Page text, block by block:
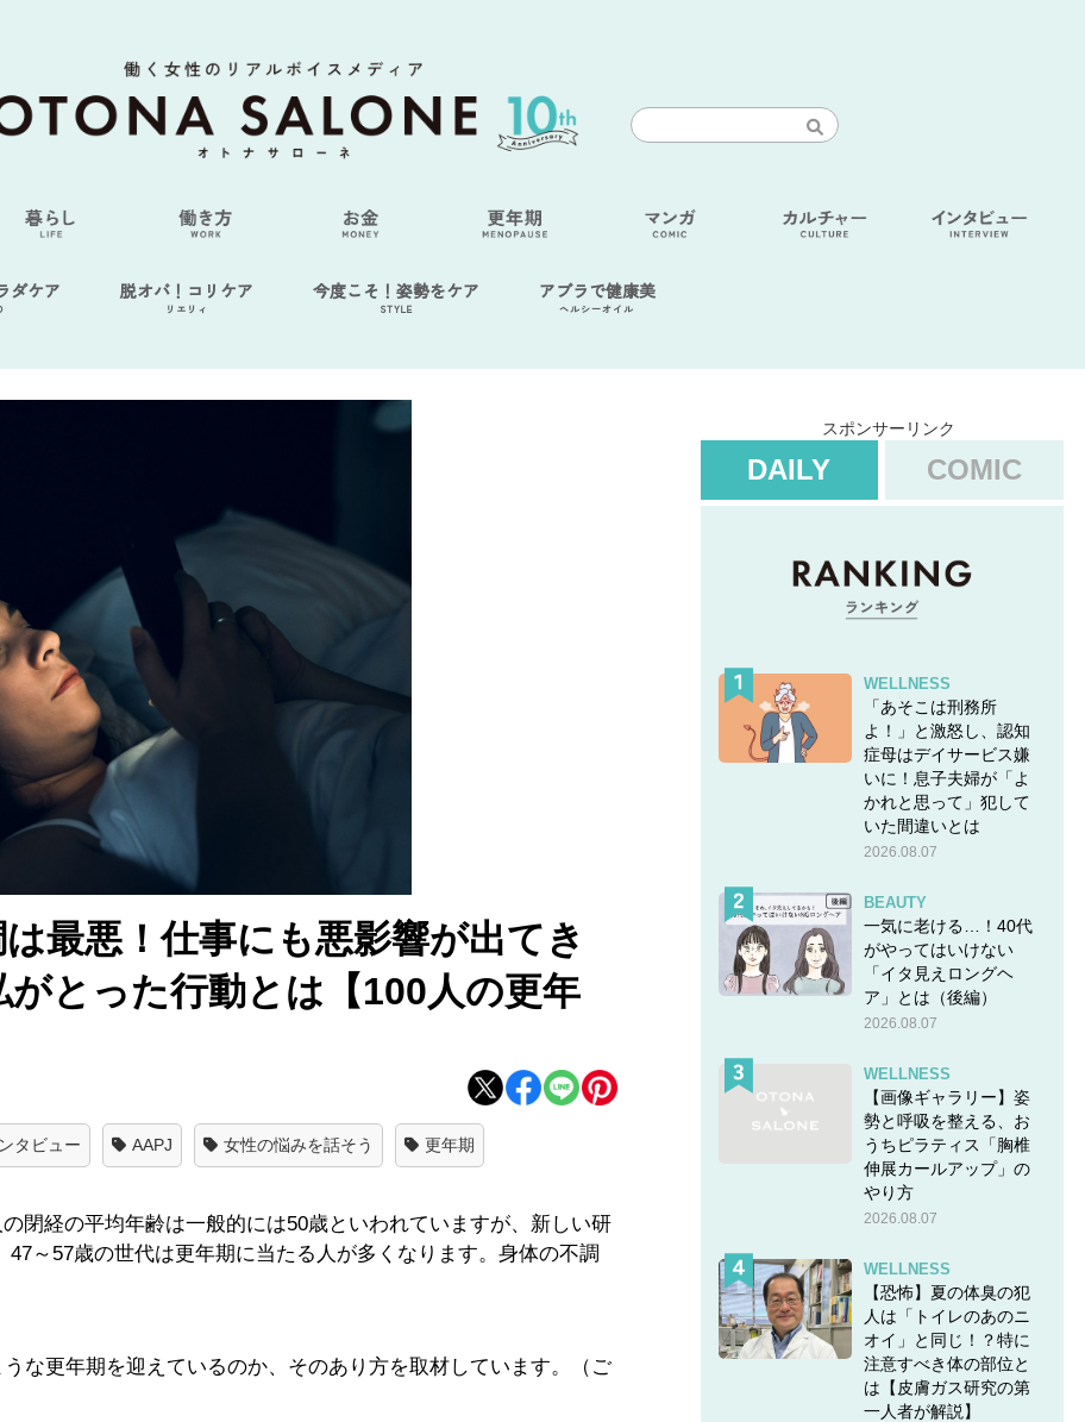
ダケア 脱オバ！コリケア
リエリィ
今度こそ！姿勢をケア
STYLE
アブラで健康美
ヘルシーオイル
最悪！仕事にも悪影響が出てき
とった行動とは【100人の更年
タビュー AAPJ 女性の悩みを話そう 更年期
閉経の平均年齢は一般的には50歳といわれていますが、新しい研
～57歳の世代は更年期に当たる人が多くなります。身体の不調
な更年期を迎えているのか、そのあり方を取材しています。（ご
スポンサーリンク
DAILY COMIC
WELLNESS
「あそこは刑務所
よ！」と激怒し、認知
症母はデイサービス嫌
いに！息子夫婦が「よ
かれと思って」犯して
いた間違いとは
2026.08.07
BEAUTY
一気に老ける…！40代
がやってはいけない
「イタ見えロングヘ
ア」とは（後編）
2026.08.07
WELLNESS
【画像ギャラリー】姿
勢と呼吸を整える、お
うちピラティス「胸椎
伸展カールアップ」の
やり方
2026.08.07
WELLNESS
【恐怖】夏の体臭の犯
人は「トイレのあのニ
オイ」と同じ！？特に
注意すべき体の部位と
は【皮膚ガス研究の第
一人者が解説】